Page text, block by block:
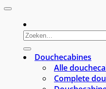
Zoeken
naar:
Douchecabines
Alle
Complete